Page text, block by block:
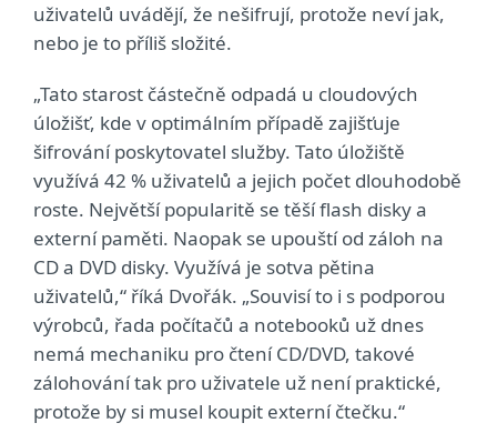
uživatelů uvádějí, že nešifrují, protože neví jak,
nebo je to příliš složité.
„Tato starost částečně odpadá u cloudových
úložišť, kde v optimálním případě zajišťuje
šifrování poskytovatel služby. Tato úložiště
využívá 42 % uživatelů a jejich počet dlouhodobě
roste. Největší popularitě se těší flash disky a
externí paměti. Naopak se upouští od záloh na
CD a DVD disky. Využívá je sotva pětina
uživatelů,“ říká Dvořák. „Souvisí to i s podporou
výrobců, řada počítačů a notebooků už dnes
nemá mechaniku pro čtení CD/DVD, takové
zálohování tak pro uživatele už není praktické,
protože by si musel koupit externí čtečku.“